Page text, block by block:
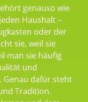
genauso wie
Haushalt –
oder der
sie, weil sie
man sie häufig
und
Genau dafür steht
Tradition.